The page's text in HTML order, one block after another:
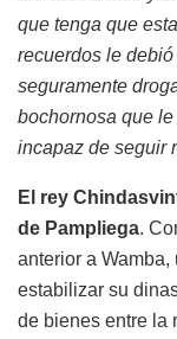
que tenga que
recuerdos le
seguramente
bochornosa que
incapaz de seguir
El rey
de Pampliega.
anterior a
estabilizar su
de bienes entre la